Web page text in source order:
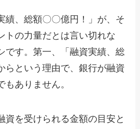
績、総額〇〇億円！」が、そ
トの力量だとは言い切れな
です。第一、「融資実績、総
らという理由で、銀行が融資
もありません。
資を受けられる金額の目安と